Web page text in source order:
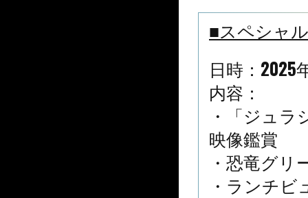
■スペシャ
日時：2025
内容：
・「ジュ
映像鑑賞
・恐竜グリ
・ランチ